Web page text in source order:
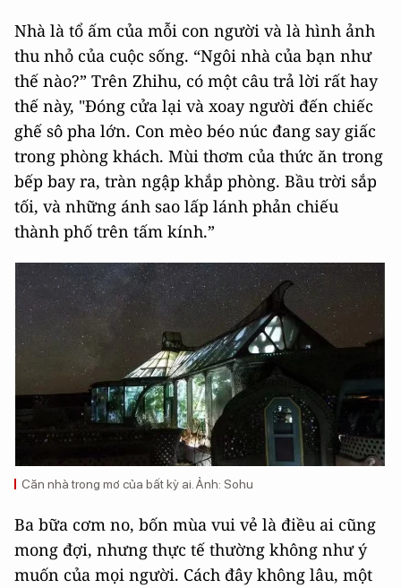
Nhà là tổ ấm của mỗi con người và là hình ảnh
thu nhỏ của cuộc sống. “Ngôi nhà của bạn như
thế nào?” Trên Zhihu, có một câu trả lời rất hay
thế này, "Đóng cửa lại và xoay người đến chiếc
ghế sô pha lớn. Con mèo béo núc đang say giấc
trong phòng khách. Mùi thơm của thức ăn trong
bếp bay ra, tràn ngập khắp phòng. Bầu trời sắp
tối, và những ánh sao lấp lánh phản chiếu
thành phố trên tấm kính.”
Căn nhà trong mơ của bất kỳ ai. Ảnh: Sohu
Ba bữa cơm no, bốn mùa vui vẻ là điều ai cũng
mong đợi, nhưng thực tế thường không như ý
muốn của mọi người. Cách đây không lâu, một